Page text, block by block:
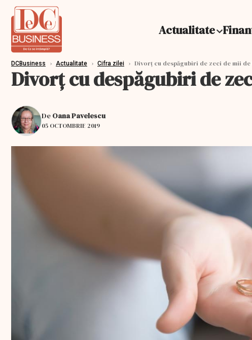
Actualitate
DCBusiness › Actualitate › Cifra zilei › Divorț cu despăgubiri de zeci de mii
Divorț cu despăgubiri de
De Oana Pavelescu
05 OCTOMBRIE 2019